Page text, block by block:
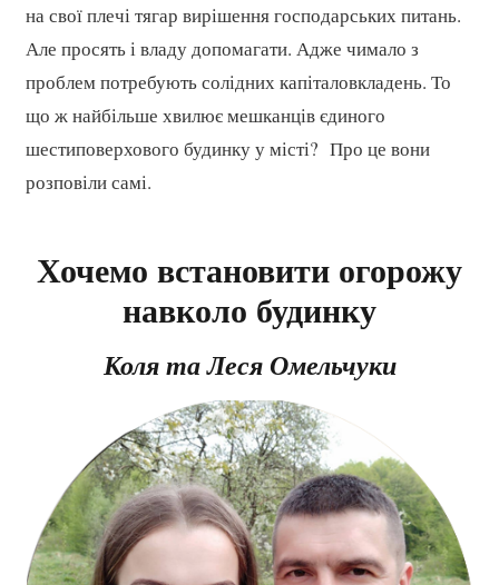
на свої плечі тягар вирішення господарських питань.
Але просять і владу допомагати. Адже чимало з
проблем потребують солідних капіталовкладень. То
що ж найбільше хвилює мешканців єдиного
шестиповерхового будинку у місті? Про це вони
розповіли самі.
Хочемо встановити огорожу
навколо будинку
Коля та Леся Омельчуки